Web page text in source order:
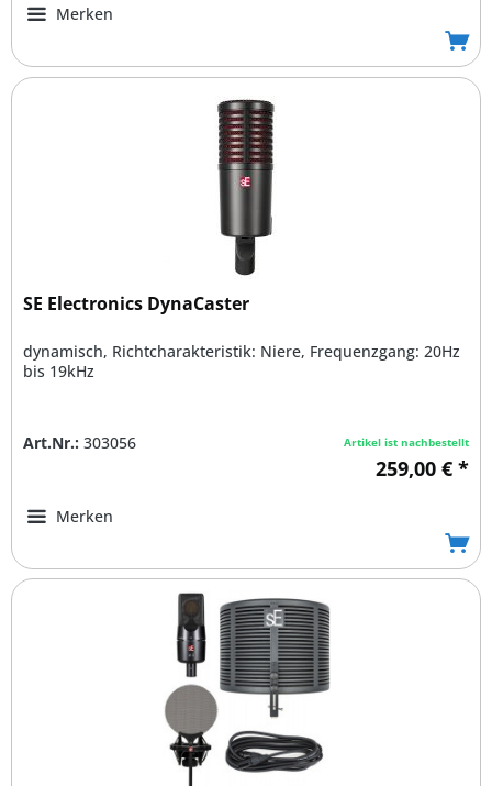
Merken
SE Electronics DynaCaster
dynamisch, Richtcharakteristik: Niere, Frequenzgang: 20Hz
bis 19kHz
Art.Nr.: 303056 Artikel ist nachbestellt
259,00 € *
Merken